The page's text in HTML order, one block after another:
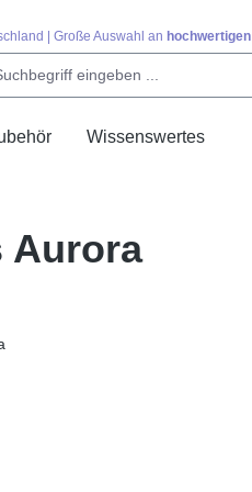
| Große Auswahl an hochwertigen
Wissenswertes
Aurora